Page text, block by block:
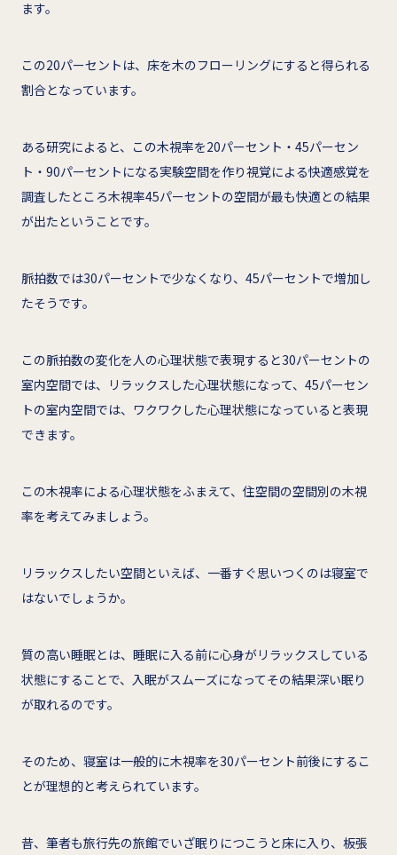
ます。
この20パーセントは、床を木のフローリングにすると得られる
割合となっています。
ある研究によると、この木視率を20パーセント・45パーセン
ト・90パーセントになる実験空間を作り視覚による快適感覚を
調査したところ木視率45パーセントの空間が最も快適との結果
が出たということです。
脈拍数では30パーセントで少なくなり、45パーセントで増加し
たそうです。
この脈拍数の変化を人の心理状態で表現すると30パーセントの
室内空間では、リラックスした心理状態になって、45パーセン
トの室内空間では、ワクワクした心理状態になっていると表現
できます。
この木視率による心理状態をふまえて、住空間の空間別の木視
率を考えてみましょう。
リラックスしたい空間といえば、一番すぐ思いつくのは寝室で
はないでしょうか。
質の高い睡眠とは、睡眠に入る前に心身がリラックスしている
状態にすることで、入眠がスムーズになってその結果深い眠り
が取れるのです。
そのため、寝室は一般的に木視率を30パーセント前後にするこ
とが理想的と考えられています。
昔、筆者も旅行先の旅館でいざ眠りにつこうと床に入り、板張